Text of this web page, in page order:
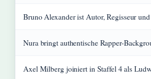
Bruno Alexander ist Autor, Regisseur
Nura bringt authentische Rapper-
Axel Milberg joiniert in Staffel 4 als